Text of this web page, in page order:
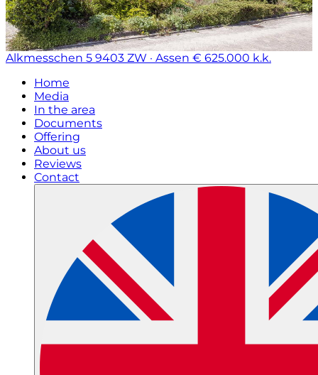
Alkmesschen 5 9403 ZW · Assen € 625.000 k.k.
Home
Media
In the area
Documents
Offering
About us
Reviews
Contact